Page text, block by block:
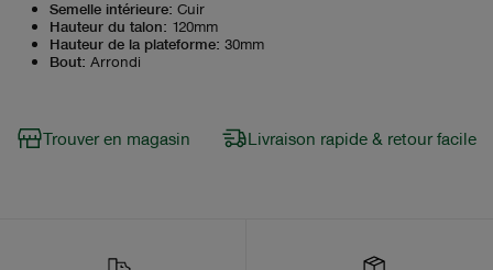
Semelle intérieure: Cuir
Hauteur du talon: 120mm
Hauteur de la plateforme: 30mm
Bout: Arrondi
Trouver en magasin Livraison rapide & retour facile